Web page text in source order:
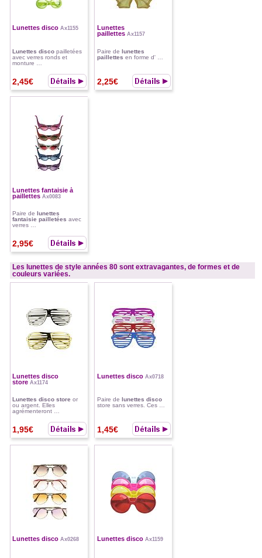
Lunettes disco Ax1155
Lunettes disco pailletées
avec verres ronds et
monture …
2,45€
Lunettes
paillettesAx1157
Paire de lunettes
paillettes en forme d' …
2,25€
Lunettes fantaisie à
paillettes Ax0083
Paire de
lunettes
fantaisie pailletées avec
verres …
2,95€
Les lunettes de style années 80 sont extravagantes, de formes et de
couleurs variées.
Lunettes disco
store Ax1174
Lunettes disco store or
ou argent. Elles
agrémenteront …
1,95€
Lunettes discoAx0718
Paire de
lunettes disco
store sans verres. Ces …
1,45€
Lunettes disco Ax0268 Lunettes discoAx1159